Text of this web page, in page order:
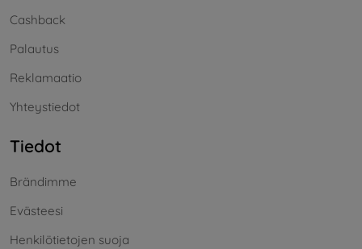
Cashback
Palautus
Reklamaatio
Yhteystiedot
Tiedot
Brändimme
Evästeesi
Henkilötietojen suoja